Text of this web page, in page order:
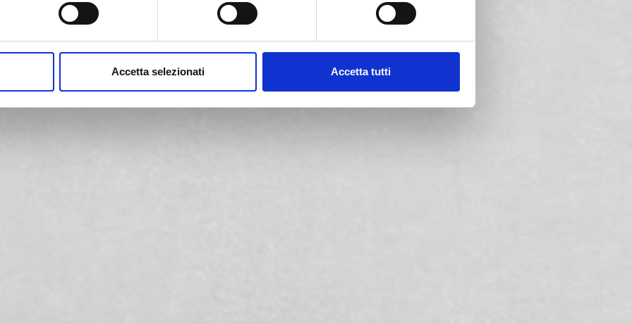
Accetta selezionati Accetta tutti